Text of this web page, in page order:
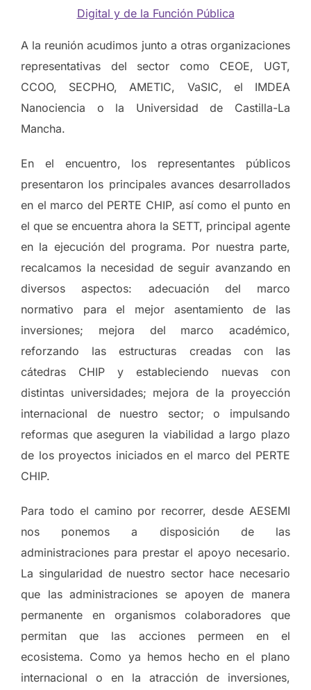
Digital y de la Función Pública
A la reunión acudimos junto a otras organizaciones
representativas del sector como CEOE, UGT,
CCOO, SECPHO, AMETIC, VaSIC, el IMDEA
Nanociencia o la Universidad de Castilla-La
Mancha.
En el encuentro, los representantes públicos
presentaron los principales avances desarrollados
en el marco del PERTE CHIP, así como el punto en
el que se encuentra ahora la SETT, principal agente
en la ejecución del programa. Por nuestra parte,
recalcamos la necesidad de seguir avanzando en
diversos aspectos: adecuación del marco
normativo para el mejor asentamiento de las
inversiones; mejora del marco académico,
reforzando las estructuras creadas con las
cátedras CHIP y estableciendo nuevas con
distintas universidades; mejora de la proyección
internacional de nuestro sector; o impulsando
reformas que aseguren la viabilidad a largo plazo
de los proyectos iniciados en el marco del PERTE
CHIP.
Para todo el camino por recorrer, desde AESEMI
nos ponemos a disposición de las
administraciones para prestar el apoyo necesario.
La singularidad de nuestro sector hace necesario
que las administraciones se apoyen de manera
permanente en organismos colaboradores que
permitan que las acciones permeen en el
ecosistema. Como ya hemos hecho en el plano
internacional o en la atracción de inversiones,